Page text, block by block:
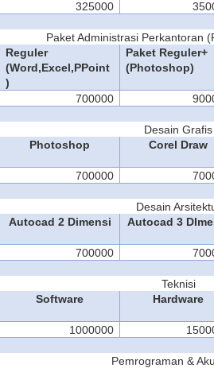
325000
Paket Administrasi Perkantoran
Reguler
(Word,Excel,PPoint
)
Paket Reguler+
(Photoshop)
700000
Desain Grafis
Photoshop
Corel Draw
700000
Desain
Autocad 2 Dimensi
Autocad 3
700000
Teknisi
Software
Hardware
1000000
Pemrograman &